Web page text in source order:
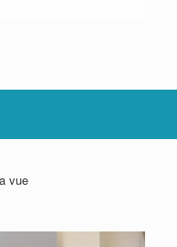
vue